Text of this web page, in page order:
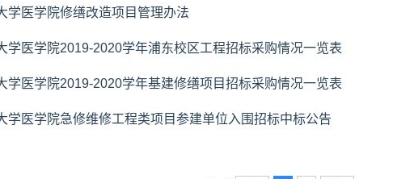
学医学院修缮改造项目管理办法
学医学院2019-2020学年浦东校区工程招标采购情况一览表
学医学院2019-2020学年基建修缮项目招标采购情况一览表
学医学院急修维修工程类项目参建单位入围招标中标公告